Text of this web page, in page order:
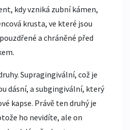
kdy vzniká zubní kámen,
krusta, ve které jsou
a chráněné před
Supragingivální, což je
dásní, a subgingivální, který
kapse. Právě ten druhý je
ho nevidíte, ale on